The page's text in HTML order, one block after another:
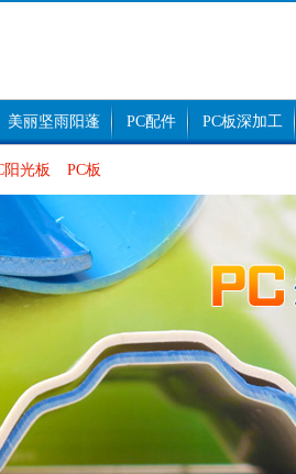
美丽坚雨阳蓬 PC配件 PC板深加工
阳光板 PC板